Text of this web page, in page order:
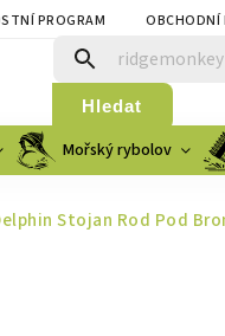
PROGRAM OBCHODNÍ
Hledat
Mořský rybolov
Stojan Rod Pod